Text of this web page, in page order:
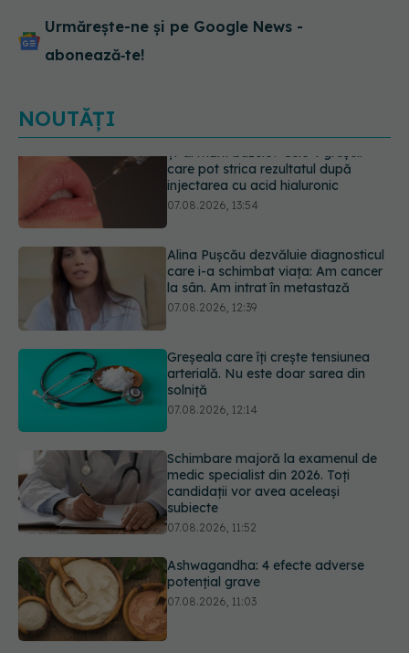
Urmărește-ne și pe Google News -
abonează‑te!
NOUTĂȚI
Alina Pușcău dezvăluie diagnosticul
care i-a schimbat viața: Am cancer
la sân. Am intrat în metastază
Greșeala care îți crește tensiunea
arterială. Nu este doar sarea din
Schimbare majoră la examenul de
medic specialist din 2026. Toți
candidații vor avea aceleași
07.08.2026, 11:52
Ashwagandha: 4 efecte adverse
potențial grave
07.08.2026, 11:03
Ți-ai mărit buzele? Cele 4 greșeli
care pot strica rezultatul după